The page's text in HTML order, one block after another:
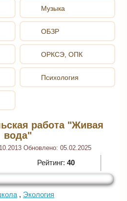
Музыка
ОБЗР
ОРКСЭ, ОПК
Психология
работа "Живая
вода"
Обновлено: 05.02.2025
Рейтинг: 40
Экология